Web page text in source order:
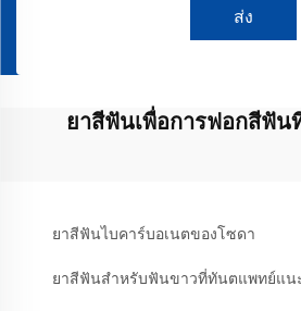
ส่ง
ยาสีฟันเพื่อการฟอกสีฟัน
ยาสีฟันไบคาร์บอเนตของโซดา
ยาสีฟันสำหรับฟันขาวที่ทันตแพทย์แน